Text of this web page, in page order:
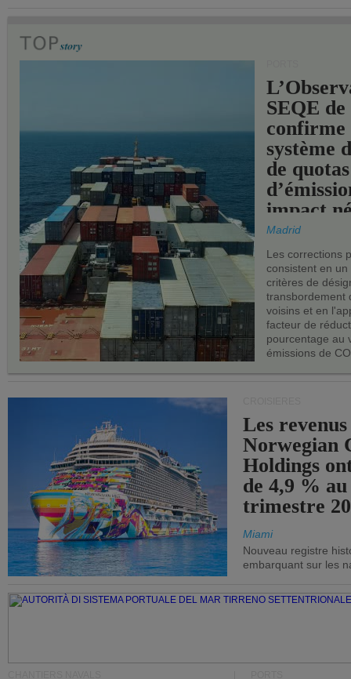
SEQE de
confirme
système
de quotas
impact
les ports
Madrid
Les corrections
consistent en
critères de
transbordement
voisins et en
facteur de
pourcentage au
émissions de
Les
Norwegian
Holdings
de 4,9 %
trimestre
Miami
Nouveau registre
embarquant sur les